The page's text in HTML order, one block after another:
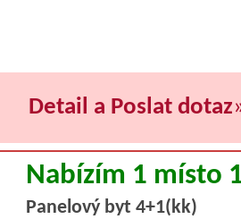
Detail a Poslat dotaz
Nabízím 1 místo
Panelový byt 4+1(kk)